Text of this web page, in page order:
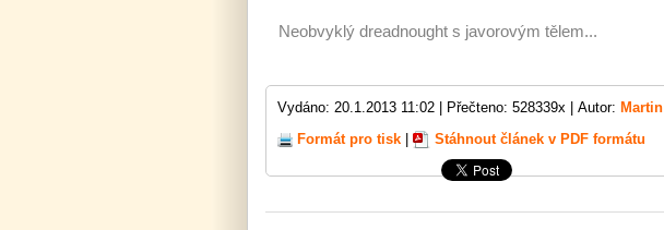
Neobvyklý dreadnought s javorovým tělem...
Vydáno: 20.1.2013 11:02 | Přečteno: 528339x | Autor: Martin
Formát pro tisk
Stáhnout článek v PDF formátu